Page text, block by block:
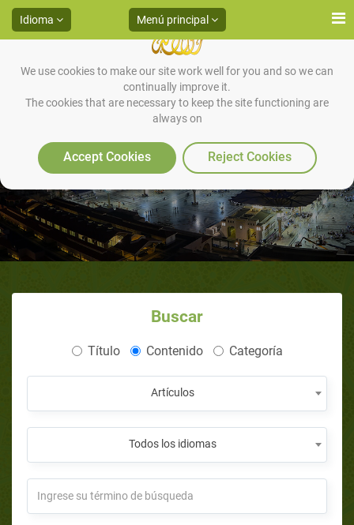
We use cookies to make our site work well for you and so we can
continually improve it.
The cookies that are necessary to keep the site functioning are
always on
Accept Cookies Reject Cookies
Idioma Menú principal
Realiza Buenas Obras
Buscar
Título Contenido Categoría
Artículos
Todos los idiomas